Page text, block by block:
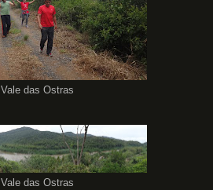
Vale das Ostras
Vale das Ostras